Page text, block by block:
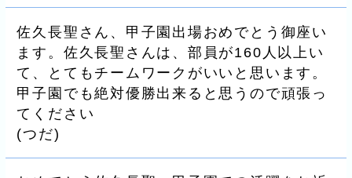
佐久長聖さん、甲子園出場おめでとう御座い
ます。佐久長聖さんは、部員が160人以上い
て、とてもチームワークがいいと思います。
甲子園でも絶対優勝出来ると思うので頑張っ
てください
(つだ)